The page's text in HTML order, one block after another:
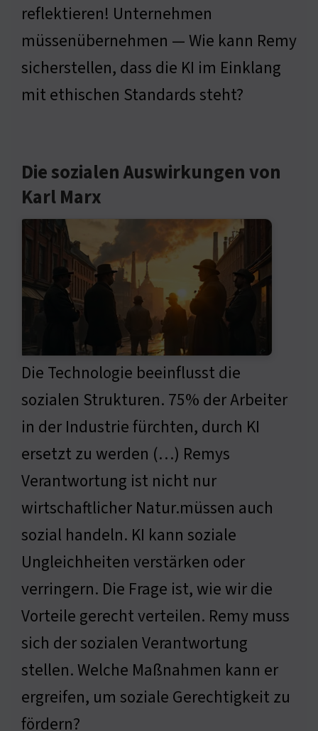
reflektieren! Unternehmen
müssenübernehmen — Wie kann Remy
sicherstellen, dass die KI im Einklang
mit ethischen Standards steht?
Die sozialen Auswirkungen von
Karl Marx
Die Technologie beeinflusst die
sozialen Strukturen. 75% der Arbeiter
in der Industrie fürchten, durch KI
ersetzt zu werden (…) Remys
Verantwortung ist nicht nur
wirtschaftlicher Natur.müssen auch
sozial handeln. KI kann soziale
Ungleichheiten verstärken oder
verringern. Die Frage ist, wie wir die
Vorteile gerecht verteilen. Remy muss
sich der sozialen Verantwortung
stellen. Welche Maßnahmen kann er
ergreifen, um soziale Gerechtigkeit zu
fördern?